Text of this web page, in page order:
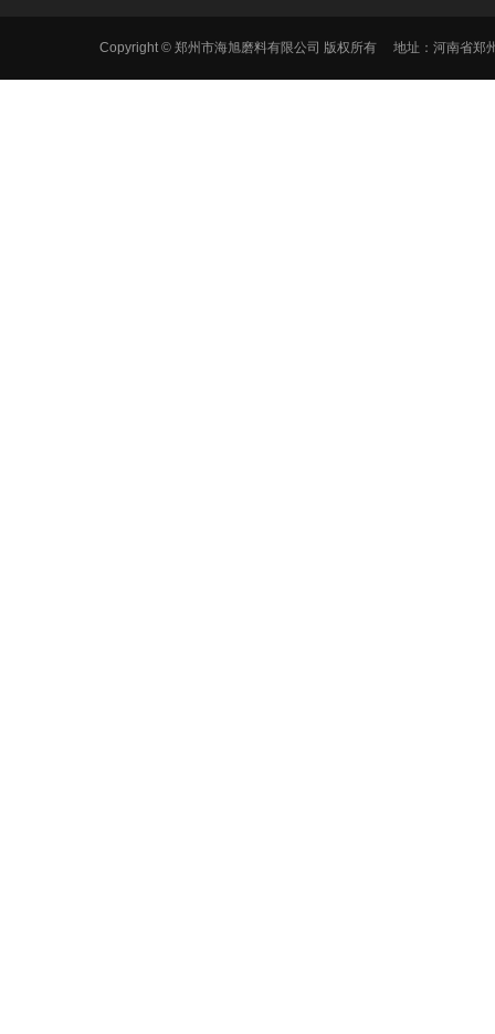
Copyright © 郑州市海旭磨料有限公司 版权所有 地址：河南省